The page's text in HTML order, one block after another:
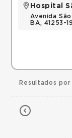
Hospital
Avenida
BA, 41253-
Resultados por